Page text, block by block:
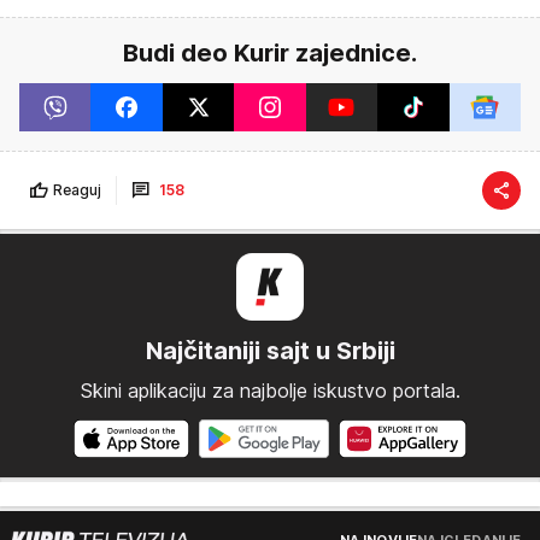
Budi deo Kurir zajednice.
Reaguj 158
Najčitaniji sajt u Srbiji
Skini aplikaciju za najbolje iskustvo portala.